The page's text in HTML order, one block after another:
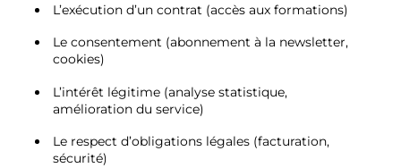
L’exécution d’un contrat (accès aux formations)
Le consentement (abonnement à la newsletter,
cookies)
L’intérêt légitime (analyse statistique,
amélioration du service)
Le respect d’obligations légales (facturation,
sécurité)